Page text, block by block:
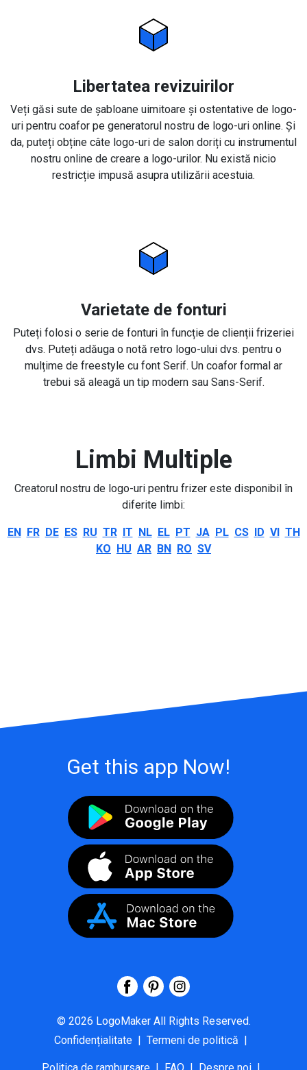
Libertatea revizuirilor
Veți găsi sute de șabloane uimitoare și ostentative de logo-
uri pentru coafor pe generatorul nostru de logo-uri online. Și
da, puteți obține câte logo-uri de salon doriți cu instrumentul
nostru online de creare a logo-urilor. Nu există nicio
restricție impusă asupra utilizării acestuia.
Varietate de fonturi
Puteți folosi o serie de fonturi în funcție de clienții frizeriei
dvs. Puteți adăuga o notă retro logo-ului dvs. pentru o
mulțime de freestyle cu font Serif. Un coafor formal ar
trebui să aleagă un tip modern sau Sans-Serif.
Limbi Multiple
Creatorul nostru de logo-uri pentru frizer este disponibil în
diferite limbi:
EN FR DE ES RU TR IT NL EL PT JA PL CS ID VI TH
KO HU AR BN RO SV
Get this app Now!
© 2026 LogoMaker All Rights Reserved.
Confidențialitate | Termeni de politică |